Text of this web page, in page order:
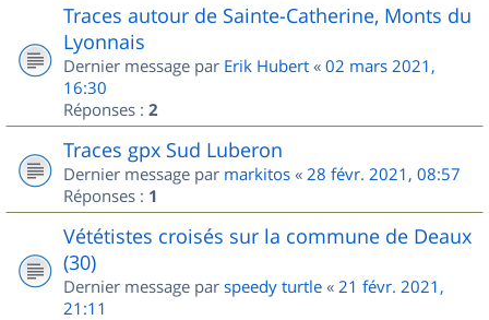
Traces autour de Sainte-Catherine, Monts du
Lyonnais
Dernier message par Erik Hubert « 02 mars 2021,
16:30
Réponses : 2
Traces gpx Sud Luberon
Dernier message par markitos « 28 févr. 2021, 08:57
Réponses : 1
Vététistes croisés sur la commune de Deaux
(30)
Dernier message par speedy turtle « 21 févr. 2021,
21:11